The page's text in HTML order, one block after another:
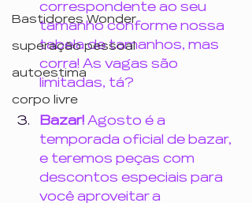
Bastidores Wonder
superação pessoal
autoestima
corpo livre
correspondente ao seu
tamanho conforme nossa
tabela de tamanhos, mas
corra! As vagas são
limitadas, tá?
Bazar! Agosto é a
temporada oficial de bazar,
e teremos peças com
descontos especiais para
você aproveitar a